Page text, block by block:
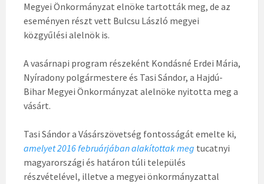
Megyei Önkormányzat elnöke tartották meg, de az
eseményen részt vett Bulcsu László megyei
közgyűlési alelnök is.
A vasárnapi program részeként Kondásné Erdei Mária,
Nyíradony polgármestere és Tasi Sándor, a Hajdú-
Bihar Megyei Önkormányzat alelnöke nyitotta meg a
vásárt.
Tasi Sándor a Vásárszövetség fontosságát emelte ki,
amelyet 2016 februárjában alakítottak meg tucatnyi
magyarországi és határon túli település
részvételével, illetve a megyei önkormányzattal